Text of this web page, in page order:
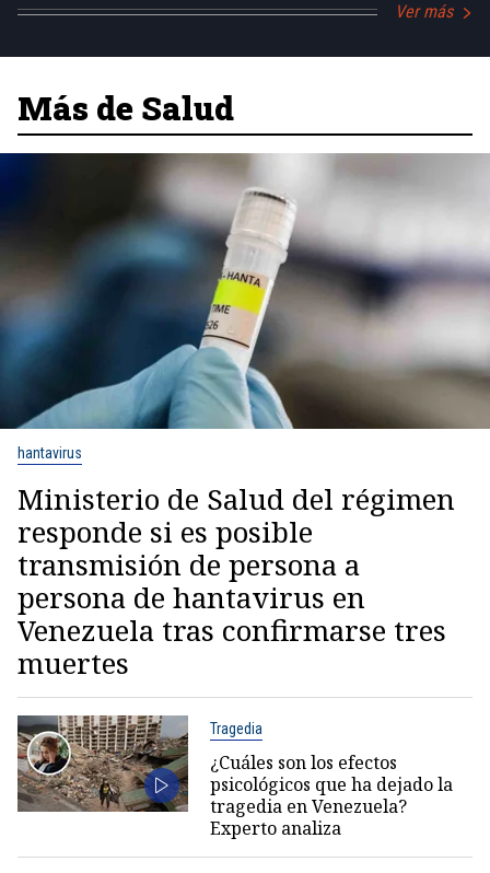
Ver más
Más de Salud
hantavirus
Ministerio de Salud del régimen
responde si es posible
transmisión de persona a
persona de hantavirus en
Venezuela tras confirmarse tres
muertes
Tragedia
¿Cuáles son los efectos
psicológicos que ha dejado la
tragedia en Venezuela?
Experto analiza